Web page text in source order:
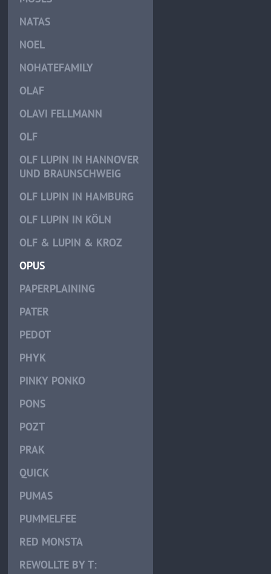
NATAS
NOEL
NOHATEFAMILY
OLAF
OLAVI FELLMANN
OLF
OLF LUPIN IN HANNOVER
UND BRAUNSCHWEIG
OLF LUPIN IN HAMBURG
OLF LUPIN IN KÖLN
OLF & LUPIN & KROZ
OPUS
PAPERPLAINING
PATER
PEDOT
PHYK
PINKY PONKO
PONS
POZT
PRAK
QUICK
PUMAS
PUMMELFEE
RED MONSTA
REWOLLTE BY T: